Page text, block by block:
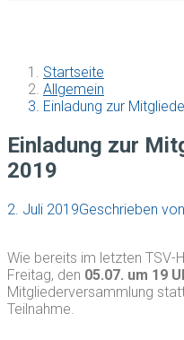
Startseite
Allgemein
Einladung zur
Einladung zur
2019
2. Juli 2019Geschrieben von
Wie bereits im letzten
Freitag, den 05.07. um 19
Mitgliederversammlung
Teilnahme.